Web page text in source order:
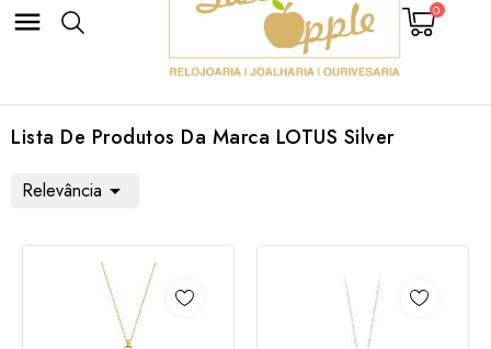
 0
Lista De Produtos Da Marca LOTUS Silver
Relevância 